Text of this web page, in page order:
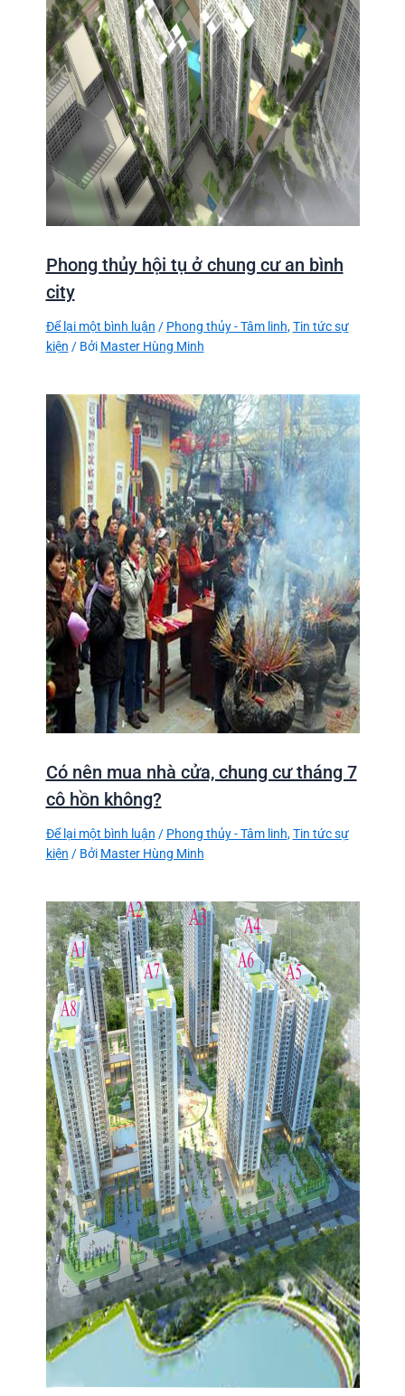
Phong thủy hội tụ ở chung cư an bình
city
Để lại một bình luận / Phong thủy - Tâm linh,Tin tức sự
kiện / Bởi Master Hùng Minh
Có nên mua nhà cửa, chung cư tháng 7
cô hồn không?
Để lại một bình luận / Phong thủy - Tâm linh,Tin tức sự
kiện / Bởi Master Hùng Minh